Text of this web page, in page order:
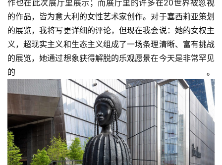
作也在此次展厅里展示；而展厅里的许多在20世界被忽视
的作品，皆为意大利的女性艺术家创作。对于塞西莉亚策划
的展览，我将写更详细的评论，但现在我会说：她的女权主
义，超现实主义和生态主义组成了一场条理清晰、富有挑战
的展览，她通过想象获得解脱的乐观愿景在今天是非常罕见
的。